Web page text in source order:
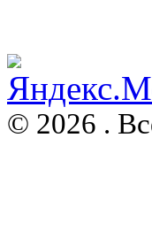
© 2026 .